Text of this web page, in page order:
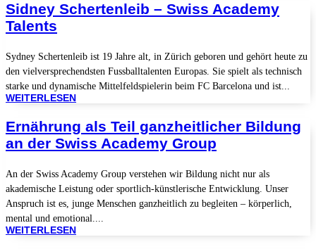
Sidney Schertenleib – Swiss Academy
Talents
Sydney Schertenleib ist 19 Jahre alt, in Zürich geboren und gehört heute zu
den vielversprechendsten Fussballtalenten Europas. Sie spielt als technisch
starke und dynamische Mittelfeldspielerin beim FC Barcelona und ist...
WEITERLESEN
Ernährung als Teil ganzheitlicher Bildung
an der Swiss Academy Group
An der Swiss Academy Group verstehen wir Bildung nicht nur als
akademische Leistung oder sportlich-künstlerische Entwicklung. Unser
Anspruch ist es, junge Menschen ganzheitlich zu begleiten – körperlich,
mental und emotional....
WEITERLESEN